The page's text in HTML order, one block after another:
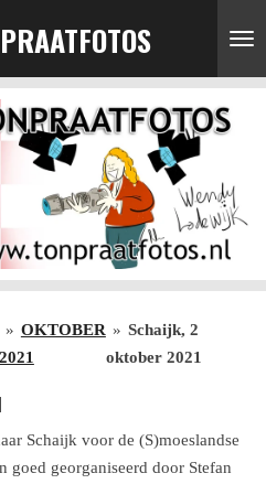
» OKTOBER
2021
» Schaijk, 2
oktober 2021
Schaijk voor de (S)moeslandse
goed georganiseerd door Stefan